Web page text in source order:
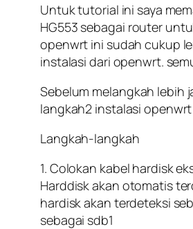
Untuk tutorial ini saya
HG553 sebagai router
openwrt ini sudah cukup
instalasi dari openwrt.
Sebelum melangkah lebih
langkah2 instalasi
Langkah-langkah
1. Colokan kabel hardisk
Harddisk akan otomatis
hardisk akan terdeteksi
sebagai sdb1